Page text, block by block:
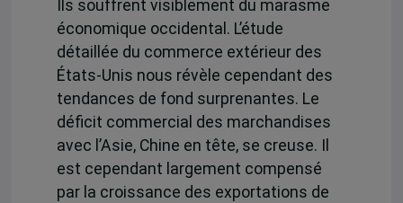
Ils souffrent visiblement du marasme
économique occidental. L’étude
détaillée du commerce extérieur des
États-Unis nous révèle cependant des
tendances de fond surprenantes. Le
déficit commercial des marchandises
avec l’Asie, Chine en tête, se creuse. Il
est cependant largement compensé
par la croissance des exportations de